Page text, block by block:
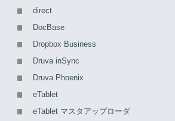
1. IIJ IDサービスに
ーションを登録する
direct
DocBase
Dropbox Business
Druva inSync
Druva Phoenix
eTablet
eTablet マスタアップローダ